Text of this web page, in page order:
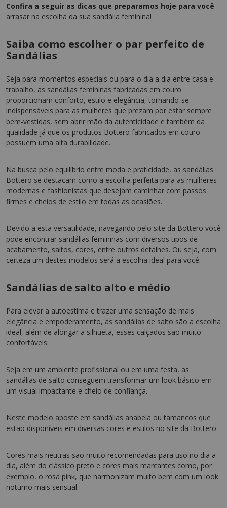
Confira a seguir as dicas que preparamos hoje para você
arrasar na escolha da sua sandália feminina!
Saiba como escolher o par perfeito de
Sandálias
Seja para momentos especiais ou para o dia a dia entre casa e
trabalho, as sandálias femininas fabricadas em couro
proporcionam conforto, estilo e elegância, tornando-se
indispensáveis para as mulheres que prezam por estar sempre
bem-vestidas, sem abrir mão da autenticidade e também da
qualidade já que os produtos Bottero fabricados em couro
possuem uma alta durabilidade.
Na busca pelo equilíbrio entre moda e praticidade, as sandálias
Bottero se destacam como a escolha perfeita para as mulheres
modernas e fashionistas que desejam caminhar com passos
firmes e cheios de estilo em todas as ocasiões.
Devido a esta versatilidade, navegando pelo site da Bottero você
pode encontrar sandálias femininas com diversos tipos de
acabamento, saltos, cores, entre outros detalhes. Ou seja, com
certeza um destes modelos será a escolha ideal para você.
Sandálias de salto alto e médio
Para elevar a autoestima e trazer uma sensação de mais
elegância e empoderamento, as sandálias de salto são a escolha
ideal, além de alongar a silhueta, esses calçados são muito
confortáveis.
Seja em um ambiente profissional ou em uma festa, as
sandálias de salto conseguem transformar um look básico em
um visual impactante e cheio de confiança.
Neste modelo aposte em sandálias anabela ou tamancos que
estão disponíveis em diversas cores e estilos no site da Bottero.
Cores mais neutras são muito recomendadas para uso no dia a
dia, além do clássico preto e cores mais marcantes como, por
exemplo, o rosa pink, que harmonizam muito bem com um look
noturno mais sensual.